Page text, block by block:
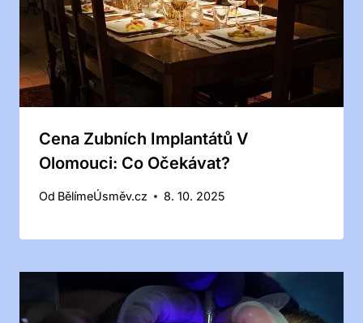
Cena Zubních Implantátů V
Olomouci: Co Očekávat?
Od BělímeÚsměv.cz 8. 10. 2025